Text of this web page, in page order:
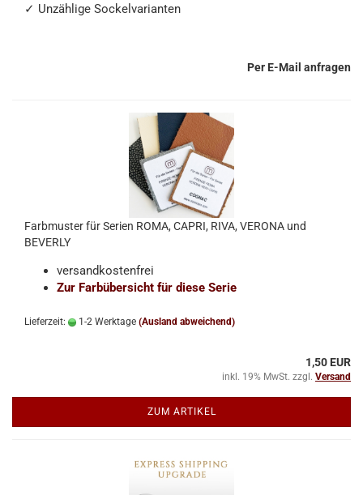
✓ Unzählige Sockelvarianten
Per E-Mail anfragen
Farbmuster für Serien ROMA, CAPRI, RIVA, VERONA und
BEVERLY
versandkostenfrei
Zur Farbübersicht für diese Serie
Lieferzeit: 1-2 Werktage (Ausland abweichend)
1,50 EUR
inkl. 19% MwSt. zzgl. Versand
ZUM ARTIKEL